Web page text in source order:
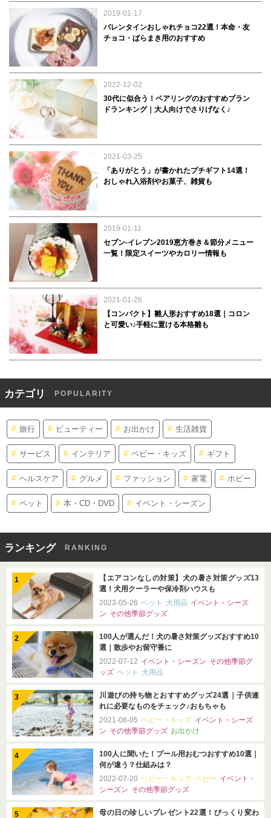
2019-01-17
バレンタインおしゃれチョコ22選！本命・友
チョコ・ばらまき用のおすすめ
2022-12-02
30代に似合う！ペアリングのおすすめブラン
ドランキング｜大人向けでさりげなく♪
2021-03-25
「ありがとう」が書かれたプチギフト14選！
おしゃれ入浴剤やお菓子、雑貨も
2019-01-11
セブン-イレブン2019恵方巻き＆節分メニュー
一覧！限定スイーツやカロリー情報も
2021-01-28
【コンパクト】雛人形おすすめ18選｜コロン
と可愛い♪手軽に置ける本格雛も
カテゴリ POPULARITY
旅行 ビューティー お出かけ 生活雑貨
サービス インテリア ベビー・キッズ ギフト
ヘルスケア グルメ ファッション 家電 ホビー
ペット 本・CD・DVD イベント・シーズン
ランキング RANKING
【エアコンなしの対策】犬の暑さ対策グッズ13
選！犬用クーラーや保冷剤ハウスも
2023-05-26 ペット 犬用品 イベント・シーズ
ン その他季節グッズ
100人が選んだ！犬の暑さ対策グッズおすすめ10
選｜散歩やお留守番に
2022-07-12 イベント・シーズン その他季節グ
ッズ ペット 犬用品
川遊びの持ち物とおすすめグッズ24選｜子供連
れに必要なものをチェック♪おもちゃも
2021-08-05 ベビー・キッズ イベント・シーズ
ン その他季節グッズ お出かけ
100人に聞いた！プール用おむつおすすめ10選｜
何が違う？仕組みは？
2022-07-20 ベビー・キッズ ベビー イベント・
シーズン その他季節グッズ
母の日の珍しいプレゼント22選！びっくり変わ